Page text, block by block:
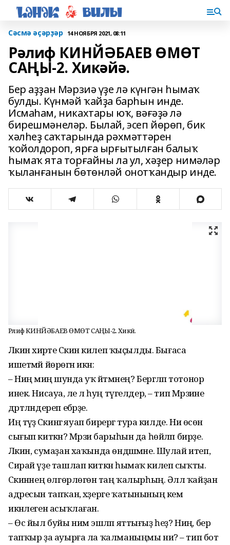
Сәсмә әҫәрҙәр 14 НОЯБРЯ 2021, 08:11
Рәлиф КИНЙӘБАЕВ ӨМӨТ
САҢЫ-2. Хикәйә.
Бер аҙҙан Мәрзиә үҙе лә күнгән һымаҡ
булды. Күнмәй ҡайҙа барһын инде.
Исмаһам, никахтары юҡ, вәғәҙә лә
бирешмәнеләр. Былай, эсеп йөрөп, бик
хәлһеҙ саҡтарында рәхмәттәрен
ҡойолдороп, ярға ырғытылған балыҡ
һымаҡ ята торғайны ла ул, хәҙер нимәләр
ҡыланғанын бөтөнләй онотҡандыр инде.
Рәлиф КИНЙӘБАЕВ ӨМӨТ САҢЫ-2. Хикәйә.
Ләкин әхирәте Сәкинә килеп ҡыҫылды. Бығаса
ишетмәй йөрөгән икән:
– Ниңә миңә шунда уҡ әйтмәнең? Бергәләп тотонор
инек. Нисауа, әле лә һуң түгелдер, – тип Мәрзиәне
дәртләндереп ебәрҙе.
Иң тәүҙә Сәкинәгә яуап бирергә тура килде. Ни өсөн
сығып киткән? Мәрзиә барыһын да һөйләп бирҙе.
Ләкин, сумаҙан хаҡында өндәшмәне. Шулай итеп,
Сирай үҙе ташлап киткән һымаҡ килеп сыҡты.
Сәкинәнең өлгөрлөгөнә таң ҡалырһың. Әллә ҡайҙан
адресын тапҡан, хәҙерге ҡатынының кем
икәнлеген асыҡлаған.
– Өс йыл буйы нимә эшләп яттығыҙ һеҙ? Ниңә, бер
тапҡыр ҙа ауырға ла ҡалманыңмы ни? – тип бот